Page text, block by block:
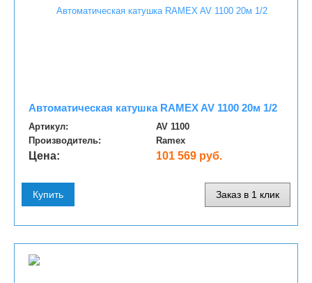
Автоматическая катушка RAMEX AV 1100 20м 1/2
Артикул:
AV 1100
Производитель:
Ramex
Цена: 101 569 руб.
Купить Заказ в 1 клик